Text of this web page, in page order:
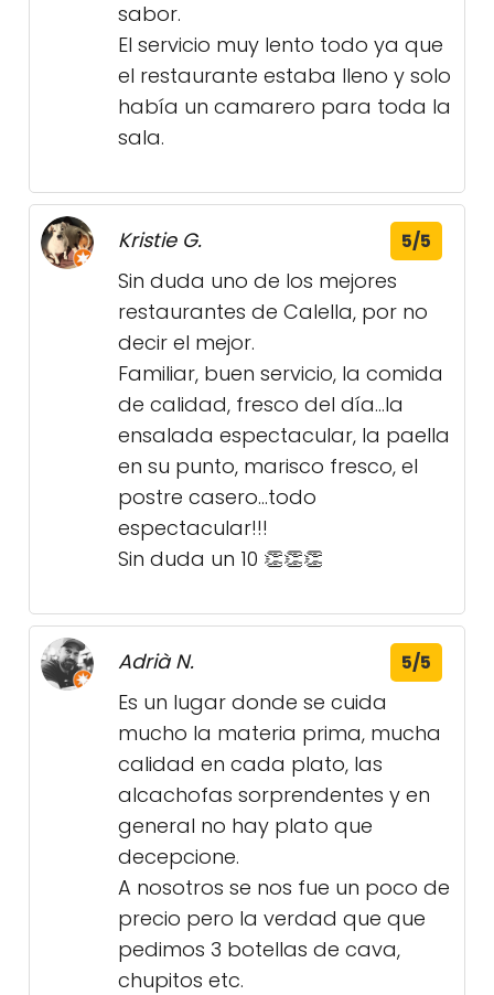
sabor.
El servicio muy lento todo ya que
el restaurante estaba lleno y solo
había un camarero para toda la
sala.
Kristie G. 5/5
Sin duda uno de los mejores
restaurantes de Calella, por no
decir el mejor.
Familiar, buen servicio, la comida
de calidad, fresco del día…la
ensalada espectacular, la paella
en su punto, marisco fresco, el
postre casero…todo
espectacular!!!
Sin duda un 10 👏👏👏
Adrià N. 5/5
Es un lugar donde se cuida
mucho la materia prima, mucha
calidad en cada plato, las
alcachofas sorprendentes y en
general no hay plato que
decepcione.
A nosotros se nos fue un poco de
precio pero la verdad que que
pedimos 3 botellas de cava,
chupitos etc.